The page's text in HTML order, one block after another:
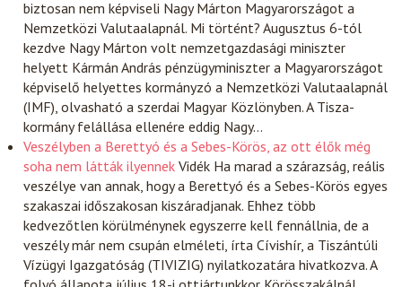
biztosan nem képviseli Nagy Márton Magyarországot a
Nemzetközi Valutaalapnál. Mi történt? Augusztus 6-tól
kezdve Nagy Márton volt nemzetgazdasági miniszter
helyett Kármán András pénzügyminiszter a Magyarországot
képviselő helyettes kormányzó a Nemzetközi Valutaalapnál
(IMF), olvasható a szerdai Magyar Közlönyben. A Tisza-
kormány felállása ellenére eddig Nagy…
Veszélyben a Berettyó és a Sebes-Körös, az ott élők még
soha nem látták ilyennek Vidék Ha marad a szárazság, reális
veszélye van annak, hogy a Berettyó és a Sebes-Körös egyes
szakaszai időszakosan kiszáradjanak. Ehhez több
kedvezőtlen körülménynek egyszerre kell fennállnia, de a
veszély már nem csupán elméleti, írta Cívishír, a Tiszántúli
Vízügyi Igazgatóság (TIVIZIG) nyilatkozatára hivatkozva. A